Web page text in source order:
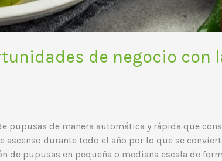
de negocio con
pupusas de manera automática y rápida que
ascenso durante todo el año por lo que se
de pupusas en pequeña o mediana escala de